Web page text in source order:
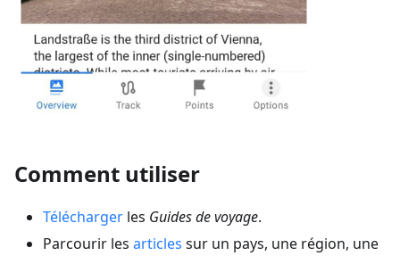
Comment utiliser
Télécharger les Guides de voyage.
Parcourir les articles sur un pays, une région, une